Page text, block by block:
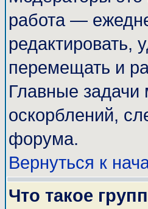
работа —
редактировать,
перемещать и
Главные задачи
оскорблений,
форума.
Вернуться к
Что такое